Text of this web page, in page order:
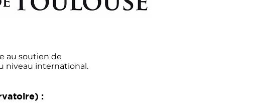
au soutien de
niveau international.
: